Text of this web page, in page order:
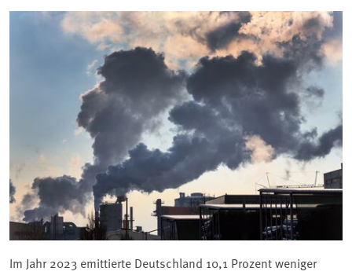
Im Jahr 2023 emittierte Deutschland 10,1 Prozent weniger